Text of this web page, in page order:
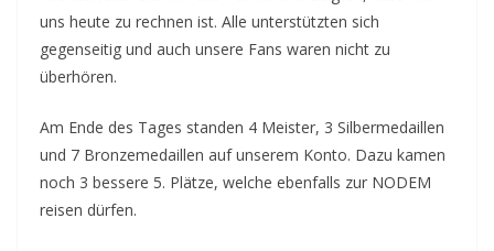
uns heute zu rechnen ist. Alle unterstützten sich
gegenseitig und auch unsere Fans waren nicht zu
überhören.
Am Ende des Tages standen 4 Meister, 3 Silbermedaillen
und 7 Bronzemedaillen auf unserem Konto. Dazu kamen
noch 3 bessere 5. Plätze, welche ebenfalls zur NODEM
reisen dürfen.